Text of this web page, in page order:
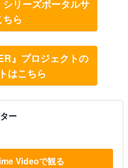
シリーズポータルサ
ら
』プロジェクトの
はこちら
ー
Videoで観る